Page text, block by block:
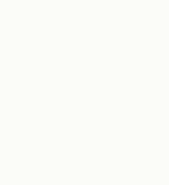
Port de Bram